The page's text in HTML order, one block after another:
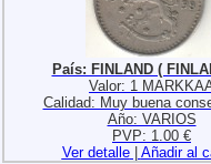
País: FINLAND (
Valor: 1
Calidad: Muy buena
Año: VARIOS
PVP: 1.00 €
Ver detalle| Añadir al